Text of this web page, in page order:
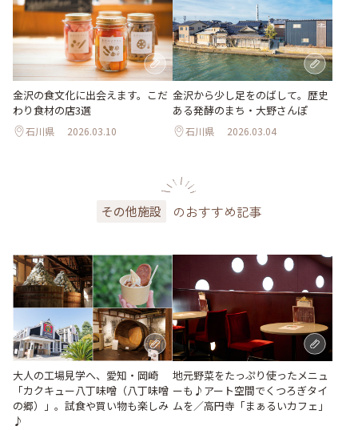
金沢の食文化に出会えます。こだ
わり食材の店3選
石川県 2026.03.10
金沢から少し足をのばして。歴史
ある発酵のまち・大野さんぽ
石川県 2026.03.04
その他施設 のおすすめ記事
大人の工場見学へ、愛知・岡崎
「カクキュー八丁味噌（八丁味噌
の郷）」。試食や買い物も楽しみ
♪
地元野菜をたっぷり使ったメニュ
ーも♪アート空間でくつろぎタイ
ムを／高円寺「まぁるいカフェ」